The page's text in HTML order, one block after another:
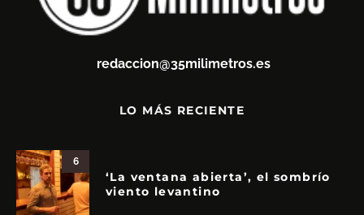
redaccion@35milimetros.es
LO MÁS RECIENTE
6
‘La ventana abierta’, el sombrío
viento levantino